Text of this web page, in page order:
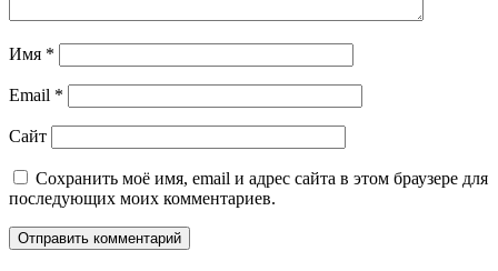
Имя *
Email *
Сайт
Сохранить моё имя, email и адрес сайта в этом браузере для
последующих моих комментариев.